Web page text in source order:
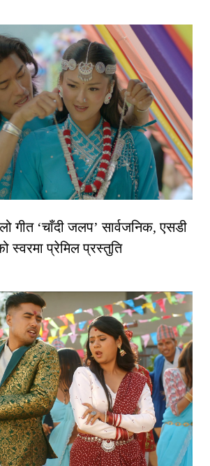
गीत ‘चाँदी जलप’ सार्वजनिक, एसडी
स्वरमा प्रेमिल प्रस्तुति